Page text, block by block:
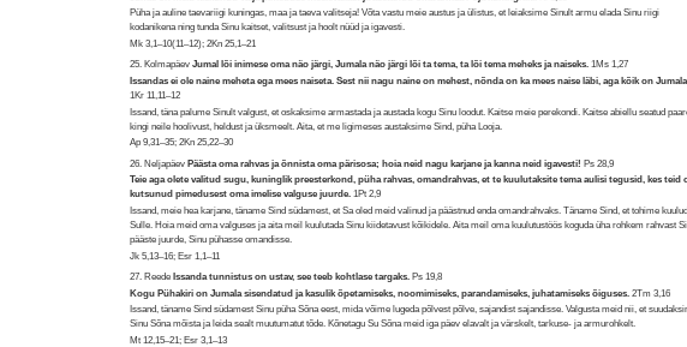
Püha ja auline taevariigi kuningas, maa ja taeva valitseja! Võta vastu meie austus ja ülistus, et leiaksime Sinult armu elada Sinu riigi
kodanikena ning tunda Sinu kaitset, valitsust ja hoolt nüüd ja igavesti.
Mk 3,1–10(11–12); 2Kn 25,1–21
25. KolmapäevJumal lõi inimese oma näo järgi, Jumala näo järgi lõi ta tema, ta lõi tema meheks ja naiseks.1Ms 1,27
Issandas ei ole naine meheta ega mees naiseta. Sest nii nagu naine on mehest, nõnda on ka mees naise läbi, aga kõik on
1Kr 11,11–12
Issand, täna palume Sinult valgust, et oskaksime armastada ja austada kogu Sinu loodut. Kaitse meie perekondi. Kaitse abiellu seatud
kingi neile hoolivust, heldust ja üksmeelt. Aita, et me ligimeses austaksime Sind, püha Looja.
Ap 9,31–35; 2Kn 25,22–30
26. Neljapäev Päästa oma rahvas ja õnnista oma pärisosa; hoia neid nagu karjane ja kanna neid igavesti! Ps 28,9
Teie aga olete valitud sugu, kuninglik preesterkond, püha rahvas, omandrahvas, et te kuulutaksite tema aulisi tegusid, kes teid
kutsunud pimedusest oma imelise valguse juurde.1Pt 2,9
Issand, meie hea karjane, täname Sind südamest, et Sa oled meid valinud ja päästnud enda omandrahvaks. Täname Sind, et tohime
Sulle. Hoia meid oma valguses ja aita meil kuulutada Sinu kiidetavust kõikidele. Aita meil oma kuulutustöös koguda üha rohkem rahvast
pääste juurde, Sinu pühasse omandisse.
Jk 5,13–16; Esr 1,1–11
27. Reede Issanda tunnistus on ustav, see teeb kohtlase targaks. Ps 19,8
Kogu Pühakiri on Jumala sisendatud ja kasulik õpetamiseks, noomimiseks, parandamiseks, juhatamiseks õiguses.2Tm 3,16
Issand, täname Sind südamest Sinu püha Sõna eest, mida võime lugeda põlvest põlve, sajandist sajandisse. Valgusta meid nii, et
Sinu Sõna mõista ja leida sealt muutumatut tõde. Kõnetagu Su Sõna meid iga päev elavalt ja värskelt, tarkuse- ja armurohkelt.
Mt 12,15–21; Esr 3,1–13